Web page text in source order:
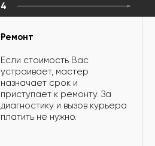
4
Ремонт
Если стоимость Вас
устраивает, мастер
назначает срок и
приступает к ремонту. За
диагностику и вызов курьера
платить не нужно.